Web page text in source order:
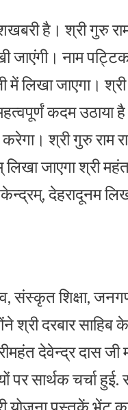
है। श्री गुरु राम
जाएंगी। नाम
जाएगा। श्री
कदम उठाया
श्री गुरु राम
लिखा जाएगा श्री
देहरादूनम
संस्कृत शिक्षा,
श्री दरबार साहिब
देवेन्द्र दास
पर सार्थक चर्चा
योजना पुस्तकें